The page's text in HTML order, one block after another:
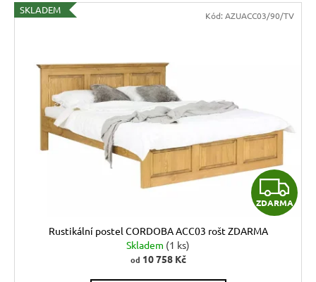
SKLADEM
Z
D
ZDARMA
Rustikální postel CORDOBA ACC03 rošt ZDARMA
Skladem (1 ks)
od 10 758 Kč
Kód: AZUACC03/90/TV
Kč